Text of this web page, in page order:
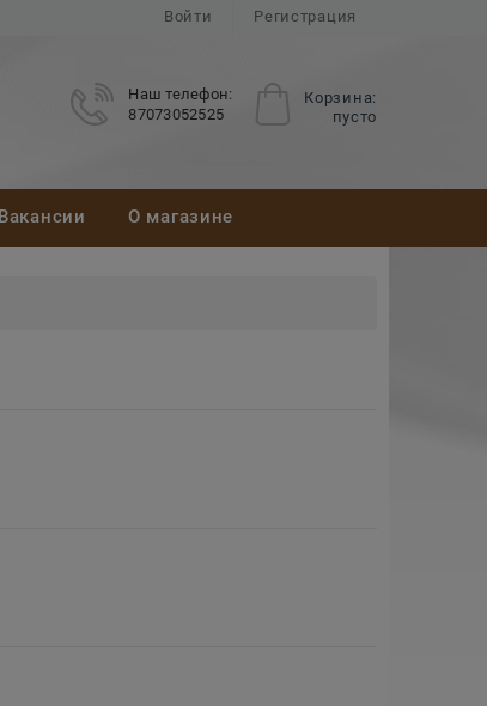
Войти Регистрация
Корзина:
пусто
Наш телефон:
87073052525
Вакансии О магазине